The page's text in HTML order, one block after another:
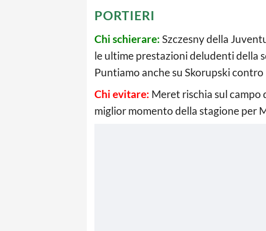
PORTIERI
Chi schierare: Szczesny della
le ultime prestazioni deludenti della
Puntiamo anche su Skorupski contro
Chi evitare: Meret rischia sul campo
miglior momento della stagione per